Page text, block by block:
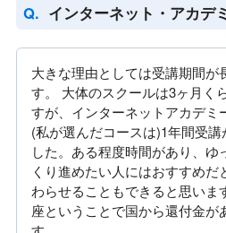
インターネット・アカデ
大きな理由としては受講期間が
す。 大体のスクールは3ヶ月く
すが、インターネットアカデミ
(私が選んだコースは)1年間受講
した。ある程度時間があり、ゆ
くり進めたい人にはおすすめ
わらせることもできると思いま
座ということで国から還付金が